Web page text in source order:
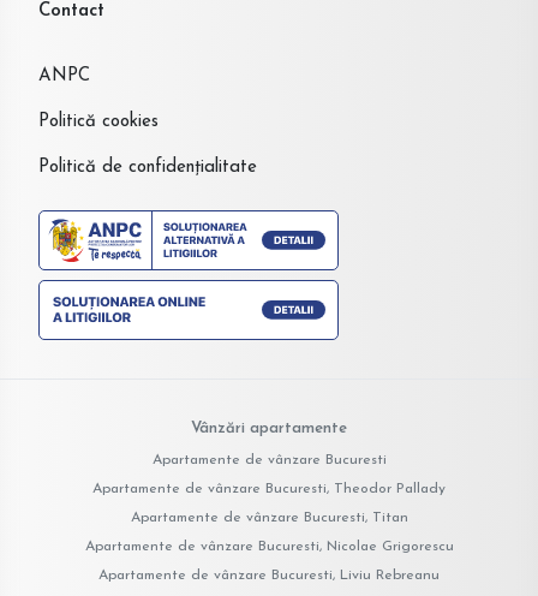
Contact
ANPC
Politică cookies
Politică de confidențialitate
Vânzări apartamente
Apartamente de vânzare Bucuresti
Apartamente de vânzare Bucuresti, Theodor Pallady
Apartamente de vânzare Bucuresti, Titan
Apartamente de vânzare Bucuresti, Nicolae Grigorescu
Apartamente de vânzare Bucuresti, Liviu Rebreanu